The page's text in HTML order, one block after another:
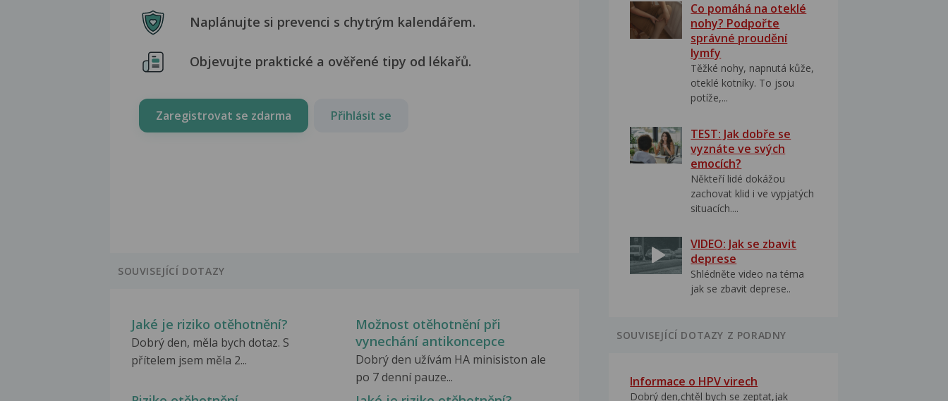
Naplánujte si prevenci s chytrým kalendářem.
Objevujte praktické a ověřené tipy od lékařů.
Zaregistrovat se zdarma Přihlásit se
SOUVISEJÍCÍ DOTAZY
Jaké je riziko otěhotnění?
Dobrý den, měla bych dotaz. S
přítelem jsem měla 2...
Možnost otěhotnění při
vynechání antikoncepce
Dobrý den užívám HA minisiston ale
po 7 denní pauze...
Co pomáhá na oteklé
nohy? Podpořte
správné proudění
lymfy
Těžké nohy, napnutá kůže,
oteklé kotníky. To jsou
potíže,...
TEST: Jak dobře se
vyznáte ve svých
emocích?
Někteří lidé dokážou
zachovat klid i ve vypjatých
situacích....
VIDEO: Jak se zbavit
deprese
Shlédněte video na téma
jak se zbavit deprese..
SOUVISEJÍCÍ DOTAZY Z PORADNY
Informace o HPV virech
Dobrý den,chtěl bych se zeptat,jak